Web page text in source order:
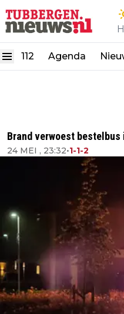
112 Agenda
Brand verwoest bestelbus
24 MEI , 23:32•1-1-2